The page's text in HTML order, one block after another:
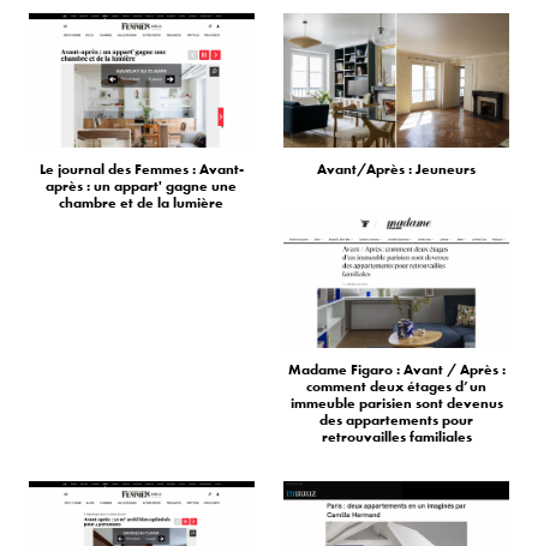
Le journal des Femmes : Avant-
après : un appart' gagne une
chambre et de la lumière
Avant/Après : Jeuneurs
Madame Figaro : Avant / Après :
comment deux étages d’un
immeuble parisien sont devenus
des appartements pour
retrouvailles familiales